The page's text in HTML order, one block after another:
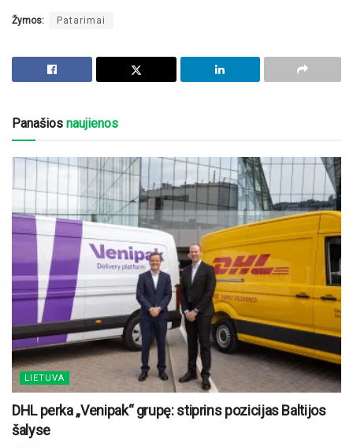
Žymos: Patarimai
Panašios naujienos
LIETUVA
DHL perka „Venipak“ grupę: stiprins pozicijas Baltijos
šalyse